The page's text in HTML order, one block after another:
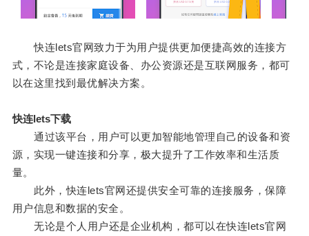
快连lets官网致力于为用户提供更加便捷高效的连接方
式，不论是连接家庭设备、办公资源还是互联网服务，都可
以在这里找到最优解决方案。
快连lets下载
通过该平台，用户可以更加智能地管理自己的设备和资
源，实现一键连接和分享，极大提升了工作效率和生活质
量。
此外，快连lets官网还提供安全可靠的连接服务，保障
用户信息和数据的安全。
无论是个人用户还是企业机构，都可以在快连lets官网